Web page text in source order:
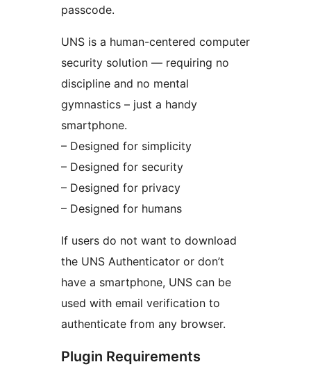
passcode.
UNS is a human-centered computer
security solution — requiring no
discipline and no mental
gymnastics – just a handy
smartphone.
– Designed for simplicity
– Designed for security
– Designed for privacy
– Designed for humans
If users do not want to download
the UNS Authenticator or don’t
have a smartphone, UNS can be
used with email verification to
authenticate from any browser.
Plugin Requirements